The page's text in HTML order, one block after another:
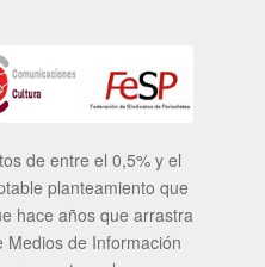
de entre el 0,5% y el
planteamiento que
hace años que arrastra
Medios de Información